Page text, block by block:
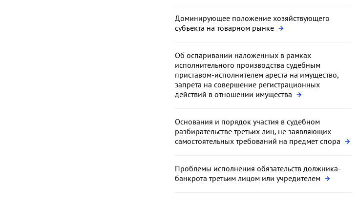
Доминирующее положение хозяйствующего
субъекта на товарном рынке
Об оспаривании наложенных в рамках
исполнительного производства судебным
приставом-исполнителем ареста на имущество,
запрета на совершение регистрационных
действий в отношении имущества
Основания и порядок участия в судебном
разбирательстве третьих лиц, не заявляющих
самостоятельных требований на предмет спора
Проблемы исполнения обязательств должника-
банкрота третьим лицом или учредителем